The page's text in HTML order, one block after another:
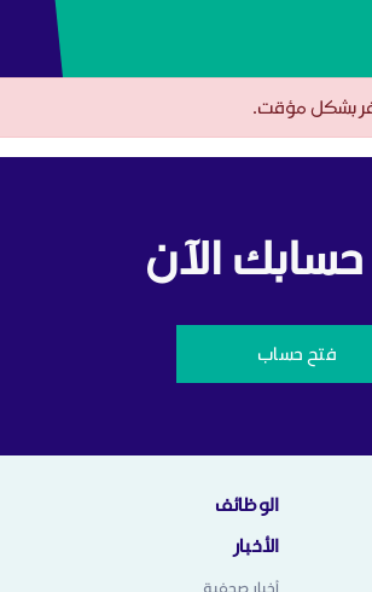
حسابك الآن
فتح حساب
الوظائف
الأخبار
أخبار صحفية